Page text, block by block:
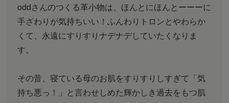
oddさんのつくる革小物は、ほんとにほんとーーーに
手ざわりが気持ちいい！ふんわりトロンとやわらか
くて、永遠にすりすりナデナデしていたくなりま
す。
その昔、寝ている母のお肌をすりすりしすぎて「気
持ち悪っ！」と言わせしめた輝かしき過去をもつ肌